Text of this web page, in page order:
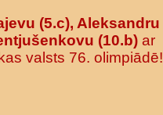
(5.c), Aleksandru
(10.b) ar
valsts 76. olimpiādē!